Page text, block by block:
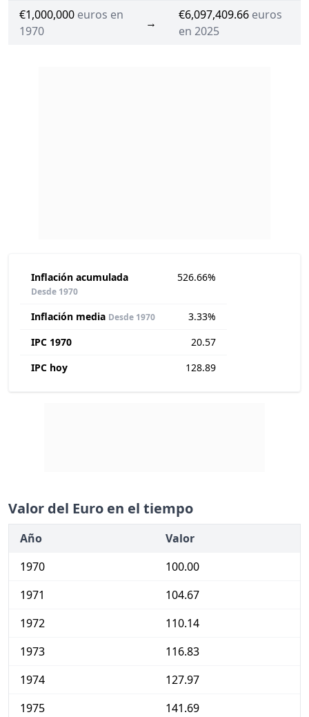
€1,000,000 euros en
1970
→
€6,097,409.66 euros
en 2025
Inflación acumulada
Desde 1970
526.66%
Inflación media Desde 1970
3.33%
IPC 1970
20.57
IPC hoy
128.89
Valor del Euro en el tiempo
Año
Valor
1970
100.00
1971
104.67
1972
110.14
1973
116.83
1974
127.97
1975
141.69